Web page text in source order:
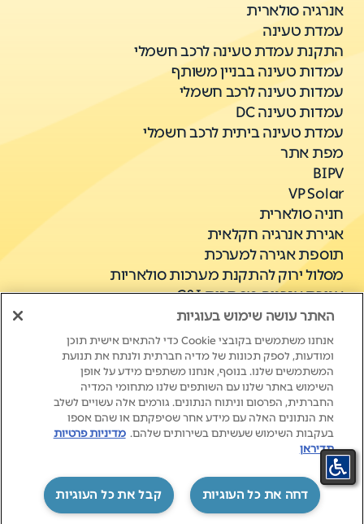
אנרגיה סולארית
עמדת טעינה
התקנת עמדת טעינה לרכב חשמלי
עמדות טעינה בבניין משותף
עמדות טעינה לרכב חשמלי
עמדות טעינה DC
עמדת טעינה ביתית לרכב חשמלי
מפת אתר
BIPV
VP Solar
חניה סולארית
אגירת אנרגיה חקלאית
תוספת אגירה למערכת
מסלול ירוק להתקנת מערכות סולאריות
אגירת אנרגיה מסחרית C&I
New Life. New Energy.
האתר עושה שימוש בעוגיות
אנחנו משתמשים בקובצי Cookie כדי להתאים אישית תוכן
ומודעות, לספק תכונות של מדיה חברתית ולנתח את תנועת
המשתמשים שלנו. בנוסף, אנחנו משתפים מידע על אופן
השימוש באתר שלנו עם השותפים שלנו מתחומי המדיה
החברתית, הפרסום וניתוח הנתונים. גורמים אלה עשויים לשלב
את הנתונים האלה עם מידע אחר שסיפקתם או שהם אספו
בעקבות השימוש שעשיתם בשירותים שלהם. מדיניות פרטיות
תדיראן
קבל את כל העוגיות ‏דחה את כל העוגיות